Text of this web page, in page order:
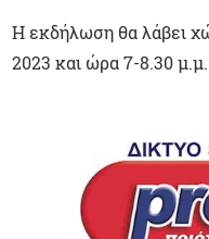
Η εκδήλωση θα λάβει
2023 και ώρα 7-8.30 μ.μ.